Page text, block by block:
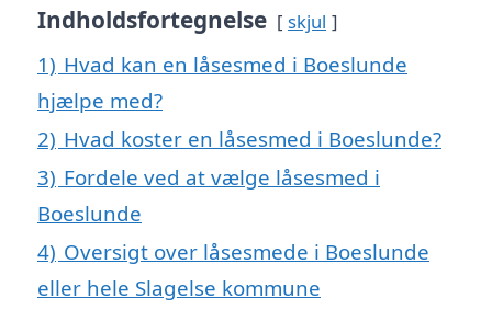
Indholdsfortegnelse skjul
1) Hvad kan en låsesmed i Boeslunde
hjælpe med?
2) Hvad koster en låsesmed i Boeslunde?
3) Fordele ved at vælge låsesmed i
Boeslunde
4) Oversigt over låsesmede i Boeslunde
eller hele Slagelse kommune